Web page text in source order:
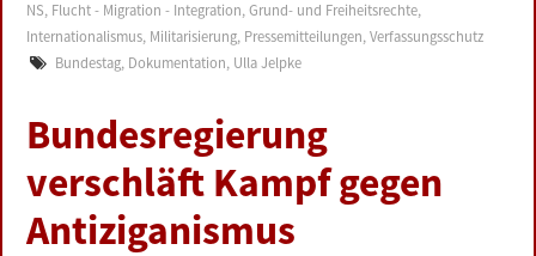
NS, Flucht - Migration - Integration,Grund- und Freiheitsrechte,
Internationalismus, Militarisierung, Pressemitteilungen,Verfassungsschutz
Bundestag, Dokumentation, Ulla Jelpke
Bundesregierung
verschläft Kampf gegen
Antiziganismus